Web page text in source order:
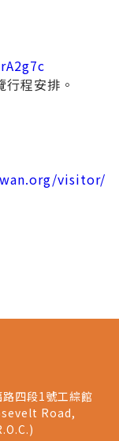
程安排。
visitor/
四段1號工綜館
Road,